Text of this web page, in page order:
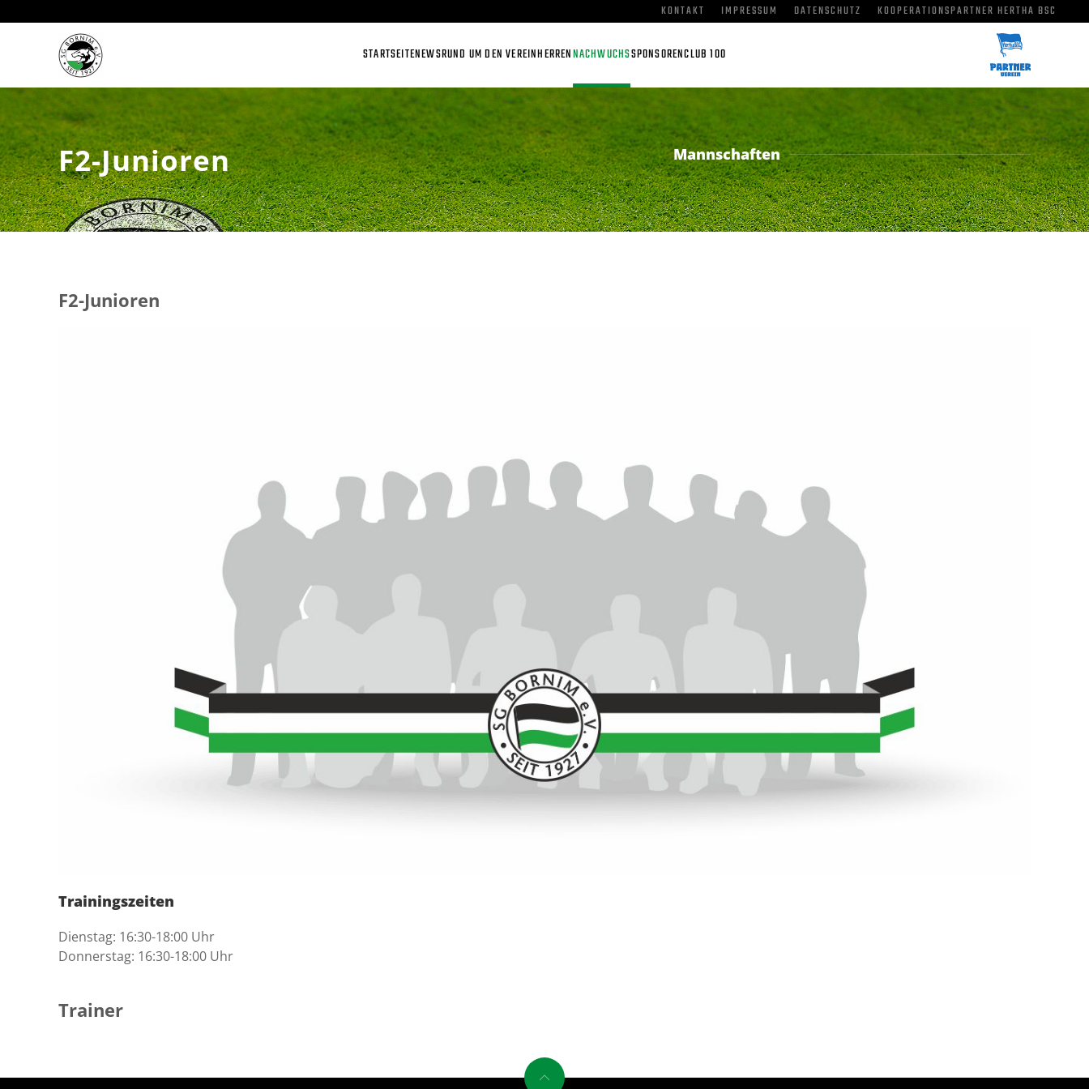
Zum Hauptinhalt springen
KONTAKT IMPRESSUM DATENSCHUTZ KOOPERATIONSPARTNER HERTHA BSC
STARTSEITENEWSRUND UM DEN VEREINHERRENNACHWUCHSSPONSORENCLUB 100
F2-Junioren Mannschaften
F2-Junioren
Trainingszeiten
Dienstag: 16:30-18:00 Uhr
Donnerstag: 16:30-18:00 Uhr
Trainer